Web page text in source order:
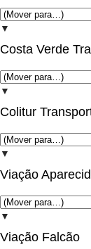
▼
Costa Verde
▼
Colitur
▼
Viação
▼
Viação Falcão